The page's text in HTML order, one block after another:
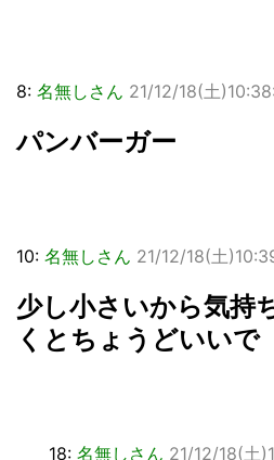
8: 名無しさん 21/12/18(土
パンバーガー
10: 名無しさん 21/12/18(土
少し小さいから気持
くとちょうどいいで
18: 名無しさん 21/12/18(土